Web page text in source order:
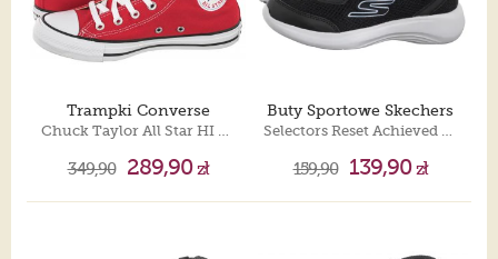
Trampki Converse
349,90 289,90zł
Buty Sportowe Skechers
159,90 139,90zł